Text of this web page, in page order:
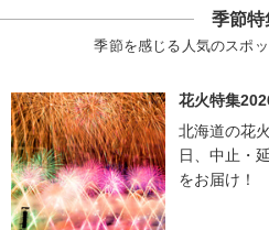
季節特
季節を感じる人気のスポ
花火特集
北海道の花
日、中止・
をお届け！